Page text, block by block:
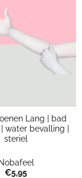
Lang | bad
water bevalling |
steriel
€5,95